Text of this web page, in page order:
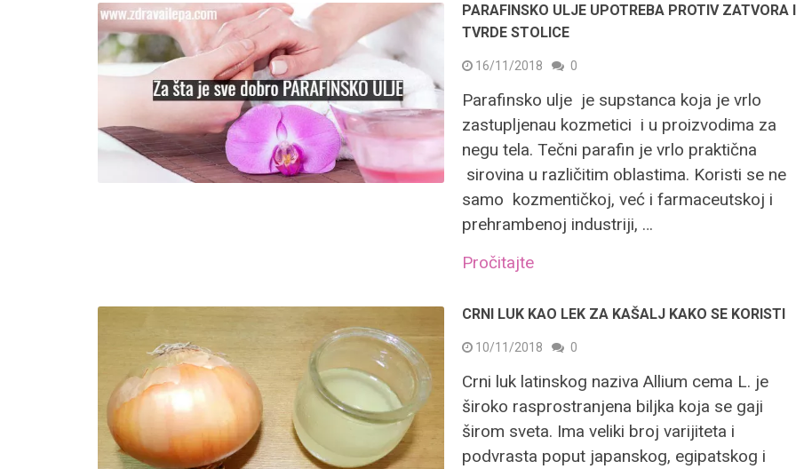
PARAFINSKO ULJE UPOTREBA PROTIV ZATVORA I
TVRDE STOLICE
16/11/2018 0
Parafinsko ulje je supstanca koja je vrlo
zastupljenau kozmetici i u proizvodima za
negu tela. Tečni parafin je vrlo praktična
sirovina u različitim oblastima. Koristi se ne
samo kozmentičkoj, već i farmaceutskoj i
prehrambenoj industriji, …
Pročitajte
CRNI LUK KAO LEK ZA KAŠALJ KAKO SE KORISTI
10/11/2018 0
Crni luk latinskog naziva Allium cema L. je
široko rasprostranjena biljka koja se gaji
širom sveta. Ima veliki broj varijiteta i
podvrasta poput japanskog, egipatskog i